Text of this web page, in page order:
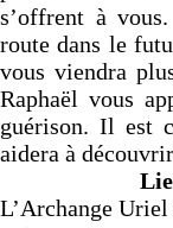
s’offrent à
route dans le
vous viendra
Raphaël vous
guérison. Il est
aidera à
L’Archange